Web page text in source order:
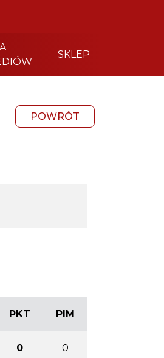
SKLEP
POWRÓT
PKT PIM
0 0